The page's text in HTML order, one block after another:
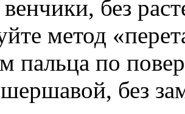
без
метод
пальца по
без